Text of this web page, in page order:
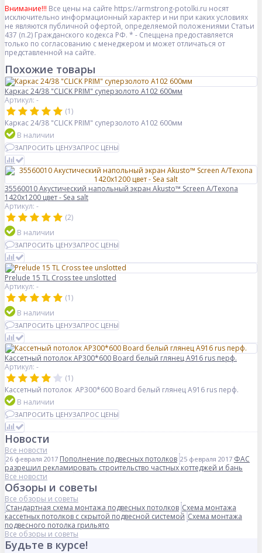
Внимание!!! Все цены на сайте https://armstrong-potolki.ru носят
исключительно информационный характер и ни при каких условиях
не являются публичной офертой, определяемой положениями Статьи
437 (п.2) Гражданского кодекса РФ. * - Спеццена предоставляется
только по согласованию с менеджером и может отличаться от
представленной на сайте.
Похожие товары
Каркас 24/38 "CLICK PRIM" суперзолото А102 600мм
Артикул: -
(1)
Каркас 24/38 "CLICK PRIM" суперзолото А102 600мм
В наличии
ЗАПРОСИТЬ ЦЕНУЗАПРОС ЦЕНЫ
35560010 Акустический напольный экран Akusto™ Screen A/Texona
1420x1200 цвет - Sea salt
Артикул: -
(2)
В наличии
ЗАПРОСИТЬ ЦЕНУЗАПРОС ЦЕНЫ
Prelude 15 TL Cross tee unslotted
Артикул: -
(1)
В наличии
ЗАПРОСИТЬ ЦЕНУЗАПРОС ЦЕНЫ
Кассетный потолок AP300*600 Board белый глянец А916 rus перф.
Артикул: -
(1)
Кассетный потолок AP300*600 Board белый глянец А916 rus перф.
В наличии
ЗАПРОСИТЬ ЦЕНУЗАПРОС ЦЕНЫ
Новости
Все новости
26 февраля 2017 Пополнение подвесных потолков 25 февраля 2017 ФАС
разрешил рекламировать строительство частных коттеджей и бань
Все новости
Обзоры и советы
Все обзоры и советы
Стандартная схема монтажа подвесных потолков Схема монтажа
кассетных потолков с скрытой подвесной системой Схема монтажа
подвесного потолка грильято
Все обзоры и советы
Будьте в курсе!